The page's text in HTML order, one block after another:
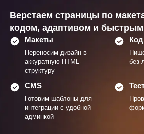
Верстаем страницы по
кодом, адаптивом и быстрым
Макеты
Переносим дизайн в
аккуратную HTML-
структуру
Код
без
CMS
Готовим шаблоны для
интеграции с удобной
админкой